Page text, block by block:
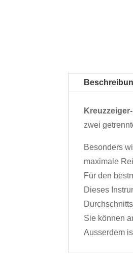
zwei
Besonders
maximale
Für den
Dieses
Sie können
Ausserdem